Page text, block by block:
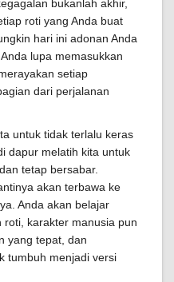
bukanlah akhir,
roti yang Anda buat
hari ini adonan Anda
lupa memasukkan
setiap
dari perjalanan
untuk tidak terlalu keras
dapur melatih kita untuk
tetap bersabar.
akan terbawa ke
Anda akan belajar
karakter manusia pun
yang tepat, dan
tumbuh menjadi versi